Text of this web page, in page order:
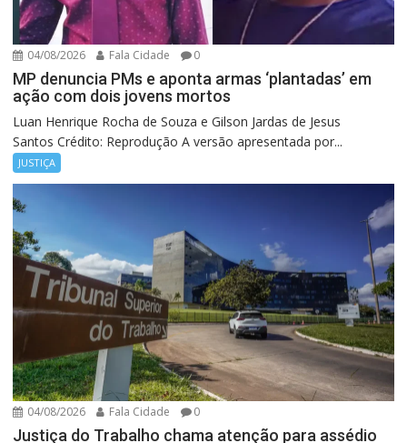
04/08/2026 Fala Cidade 0
MP denuncia PMs e aponta armas ‘plantadas’ em
ação com dois jovens mortos
Luan Henrique Rocha de Souza e Gilson Jardas de Jesus
Santos Crédito: Reprodução A versão apresentada por...
JUSTIÇA
04/08/2026 Fala Cidade 0
Justiça do Trabalho chama atenção para assédio